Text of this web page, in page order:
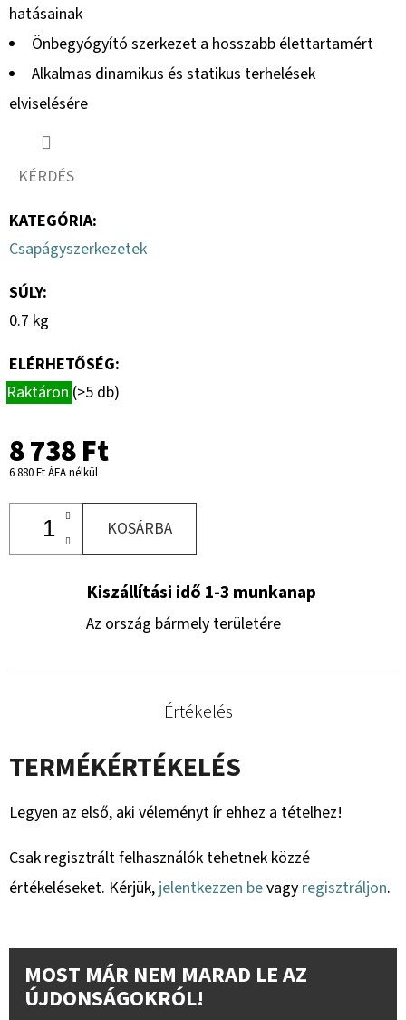
hatásainak
Önbegyógyító szerkezet a hosszabb élettartamért
Alkalmas dinamikus és statikus terhelések
elviselésére
KÉRDÉS
KATEGÓRIA:
Csapágyszerkezetek
SÚLY:
0.7 kg
ELÉRHETŐSÉG:
Raktáron (>5 db)
8 738 Ft
6 880 Ft ÁFA nélkül
KOSÁRBA
Kiszállítási idő 1-3 munkanap
Az ország bármely területére
Értékelés
TERMÉKÉRTÉKELÉS
Legyen az első, aki véleményt ír ehhez a tételhez!
Csak regisztrált felhasználók tehetnek közzé
értékeléseket. Kérjük, jelentkezzen bevagy regisztráljon.
MOST MÁR NEM MARAD LE AZ
ÚJDONSÁGOKRÓL!